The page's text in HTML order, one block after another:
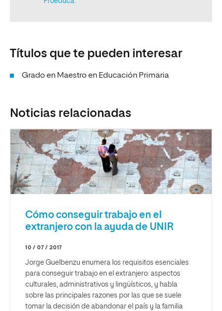
Títulos que te pueden interesar
Grado en Maestro en Educación Primaria
Noticias relacionadas
Cómo conseguir trabajo en el
extranjero con la ayuda de UNIR
10 / 07 / 2017
Jorge Guelbenzu enumera los requisitos esenciales
para conseguir trabajo en el extranjero: aspectos
culturales, administrativos y lingüísticos, y habla
sobre las principales razones por las que se suele
tomar la decisión de abandonar el país y la familia